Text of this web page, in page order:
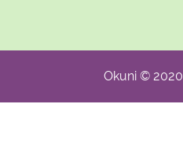
Okuni © 2020